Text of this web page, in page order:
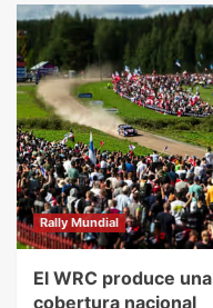
Rally Mundial
El WRC produce una
cobertura nacional